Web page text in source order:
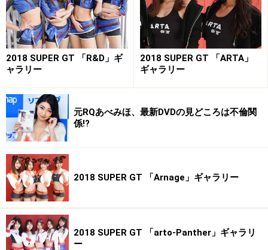
2018 SUPER GT 「R&D」ギ
ャラリー
2018 SUPER GT 「ARTA」
ギャラリー
元RQあべみほ、最新DVDの見どころは不倫関
係!?
2018 SUPER GT 「Arnage」ギャラリー
2018 SUPER GT 「arto-Panther」ギャラリ
ー